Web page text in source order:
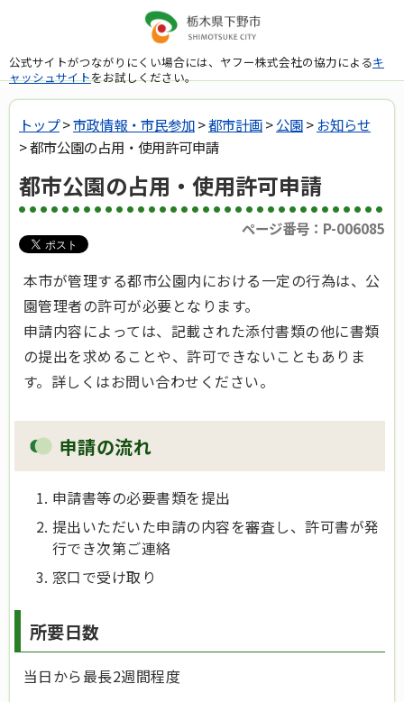
公式サイトがつながりにくい場合には、ヤフー株式会社の協力によるキ
ャッシュサイトをお試しください。
トップ>市政情報・市民参加>都市計画>公園>お知らせ
> 都市公園の占用・使用許可申請
都市公園の占用・使用許可申請
ページ番号：P-006085
本市が管理する都市公園内における一定の行為は、公
園管理者の許可が必要となります。
申請内容によっては、記載された添付書類の他に書類
の提出を求めることや、許可できないこともありま
す。詳しくはお問い合わせください。
申請の流れ
申請書等の必要書類を提出
提出いただいた申請の内容を審査し、許可書が発
行でき次第ご連絡
窓口で受け取り
所要日数
当日から最長2週間程度